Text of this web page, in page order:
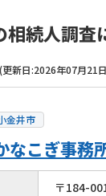
東大和市 清
生前対策
相続人調査
(更新日:2026年07月21
金井市
なこぎ事務
〒184-